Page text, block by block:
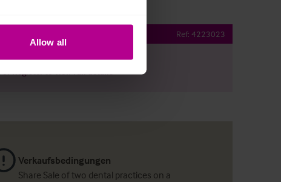
Allow all
Ref: 4223023
Verkaufsbedingungen
Share Sale of two dental practices on a